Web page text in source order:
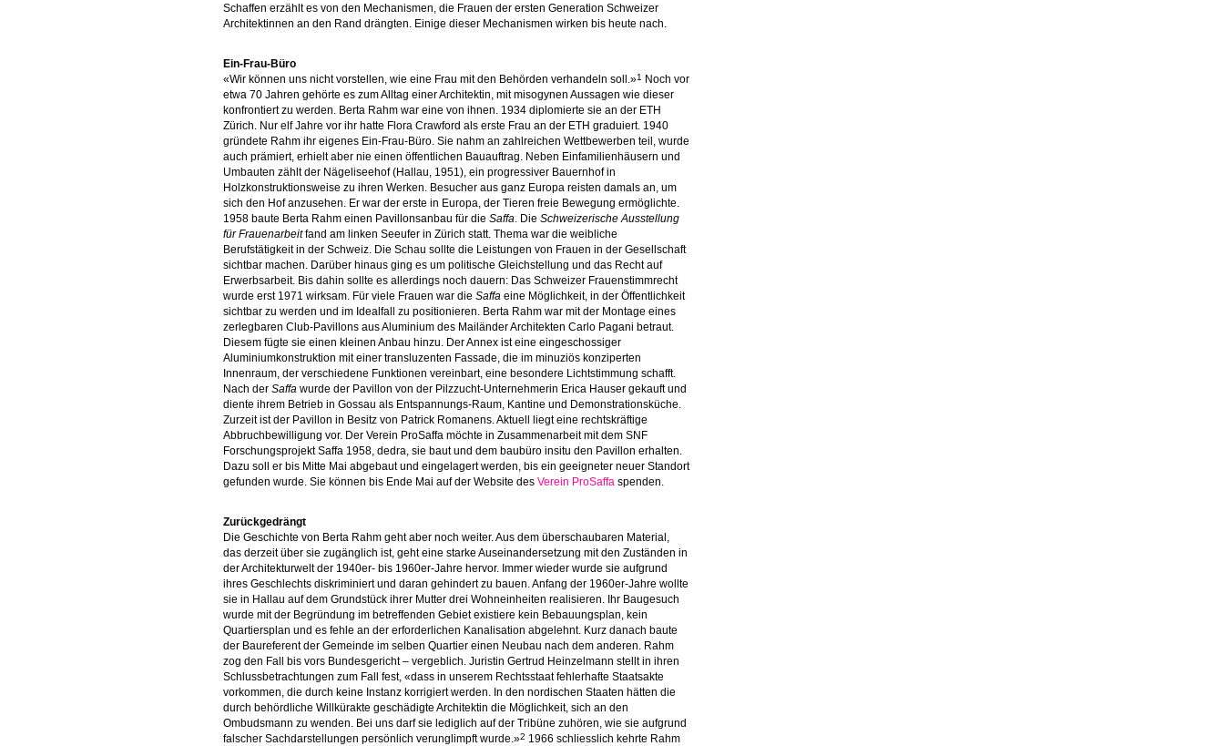
Schaffen erzählt es von den Mechanismen, die Frauen der ersten Generation Schweizer
Architektinnen an den Rand drängten. Einige dieser Mechanismen wirken bis heute nach.
Ein-Frau-Büro
«Wir können uns nicht vorstellen, wie eine Frau mit den Behörden verhandeln soll.»1
Noch vor
etwa 70 Jahren gehörte es zum Alltag einer Architektin, mit misogynen Aussagen wie dieser
konfrontiert zu werden. Berta Rahm war eine von ihnen. 1934 diplomierte sie an der ETH
Zürich. Nur elf Jahre vor ihr hatte Flora Crawford als erste Frau an der ETH graduiert. 1940
gründete Rahm ihr eigenes Ein-Frau-Büro. Sie nahm an zahlreichen Wettbewerben teil, wurde
auch prämiert, erhielt aber nie einen öffentlichen Bauauftrag. Neben Einfamilienhäusern und
Umbauten zählt der Nägeliseehof (Hallau, 1951), ein progressiver Bauernhof in
Holzkonstruktionsweise zu ihren Werken. Besucher aus ganz Europa reisten damals an, um
sich den Hof anzusehen. Er war der erste in Europa, der Tieren freie Bewegung ermöglichte.
1958 baute Berta Rahm einen Pavillonsanbau für die Saffa. Die Schweizerische Ausstellung
für Frauenarbeitfand am linken Seeufer in Zürich statt. Thema war die weibliche
Berufstätigkeit in der Schweiz. Die Schau sollte die Leistungen von Frauen in der Gesellschaft
sichtbar machen. Darüber hinaus ging es um politische Gleichstellung und das Recht auf
Erwerbsarbeit. Bis dahin sollte es allerdings noch dauern: Das Schweizer Frauenstimmrecht
wurde erst 1971 wirksam. Für viele Frauen war die Saffa eine Möglichkeit, in der Öffentlichkeit
sichtbar zu werden und im Idealfall zu positionieren. Berta Rahm war mit der Montage eines
zerlegbaren Club-Pavillons aus Aluminium des Mailänder Architekten Carlo Pagani betraut.
Diesem fügte sie einen kleinen Anbau hinzu. Der Annex ist eine eingeschossiger
Aluminiumkonstruktion mit einer transluzenten Fassade, die im minuziös konziperten
Innenraum, der verschiedene Funktionen vereinbart, eine besondere Lichtstimmung schafft.
Nach der Saffa wurde der Pavillon von der Pilzzucht-Unternehmerin Erica Hauser gekauft und
diente ihrem Betrieb in Gossau als Entspannungs-Raum, Kantine und Demonstrationsküche.
Zurzeit ist der Pavillon in Besitz von Patrick Romanens. Aktuell liegt eine rechtskräftige
Abbruchbewilligung vor. Der Verein ProSaffa möchte in Zusammenarbeit mit dem SNF
Forschungsprojekt Saffa 1958, dedra, sie baut und dem baubüro insitu den Pavillon erhalten.
Dazu soll er bis Mitte Mai abgebaut und eingelagert werden, bis ein geeigneter neuer Standort
gefunden wurde. Sie können bis Ende Mai auf der Website des Verein ProSaffa spenden.
Zurückgedrängt
Die Geschichte von Berta Rahm geht aber noch weiter. Aus dem überschaubaren Material,
das derzeit über sie zugänglich ist, geht eine starke Auseinandersetzung mit den Zuständen in
der Architekturwelt der 1940er- bis 1960er-Jahre hervor. Immer wieder wurde sie aufgrund
ihres Geschlechts diskriminiert und daran gehindert zu bauen. Anfang der 1960er-Jahre wollte
sie in Hallau auf dem Grundstück ihrer Mutter drei Wohneinheiten realisieren. Ihr Baugesuch
wurde mit der Begründung im betreffenden Gebiet existiere kein Bebauungsplan, kein
Quartiersplan und es fehle an der erforderlichen Kanalisation abgelehnt. Kurz danach baute
der Baureferent der Gemeinde im selben Quartier einen Neubau nach dem anderen. Rahm
zog den Fall bis vors Bundesgericht – vergeblich. Juristin Gertrud Heinzelmann stellt in ihren
Schlussbetrachtungen zum Fall fest, «dass in unserem Rechtsstaat fehlerhafte Staatsakte
vorkommen, die durch keine Instanz korrigiert werden. In den nordischen Staaten hätten die
durch behördliche Willkürakte geschädigte Architektin die Möglichkeit, sich an den
Ombudsmann zu wenden. Bei uns darf sie lediglich auf der Tribüne zuhören, wie sie aufgrund
falscher Sachdarstellungen persönlich verunglimpft wurde.»2 1966 schliesslich kehrte Rahm